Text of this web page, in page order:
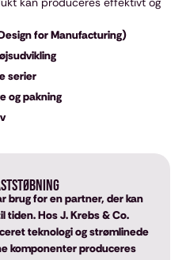
for Manufacturing)
serier
og pakning
brug for en partner, der kan
tiden. Hos J. Krebs & Co.
teknologi og strømlinede
komponenter produceres